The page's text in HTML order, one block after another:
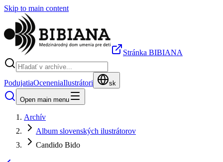
Skip to main content
Stránka BIBIANA
PodujatiaOceneniaIlustrátori sk
Open main menu
Archív
Album slovenských ilustrátorov
Candido Bido